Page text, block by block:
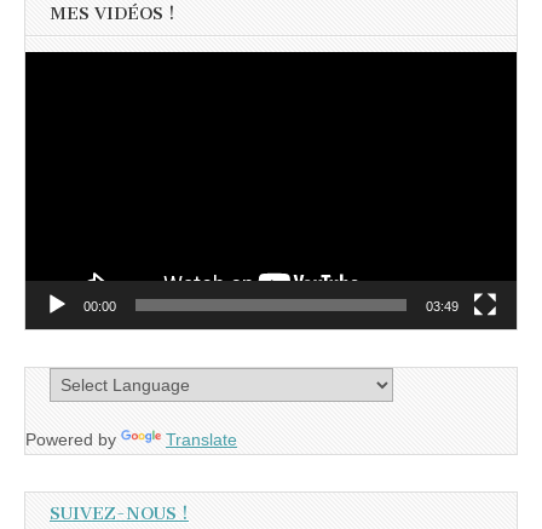
MES VIDÉOS !
00:00 03:49
Powered by Translate
SUIVEZ-NOUS !